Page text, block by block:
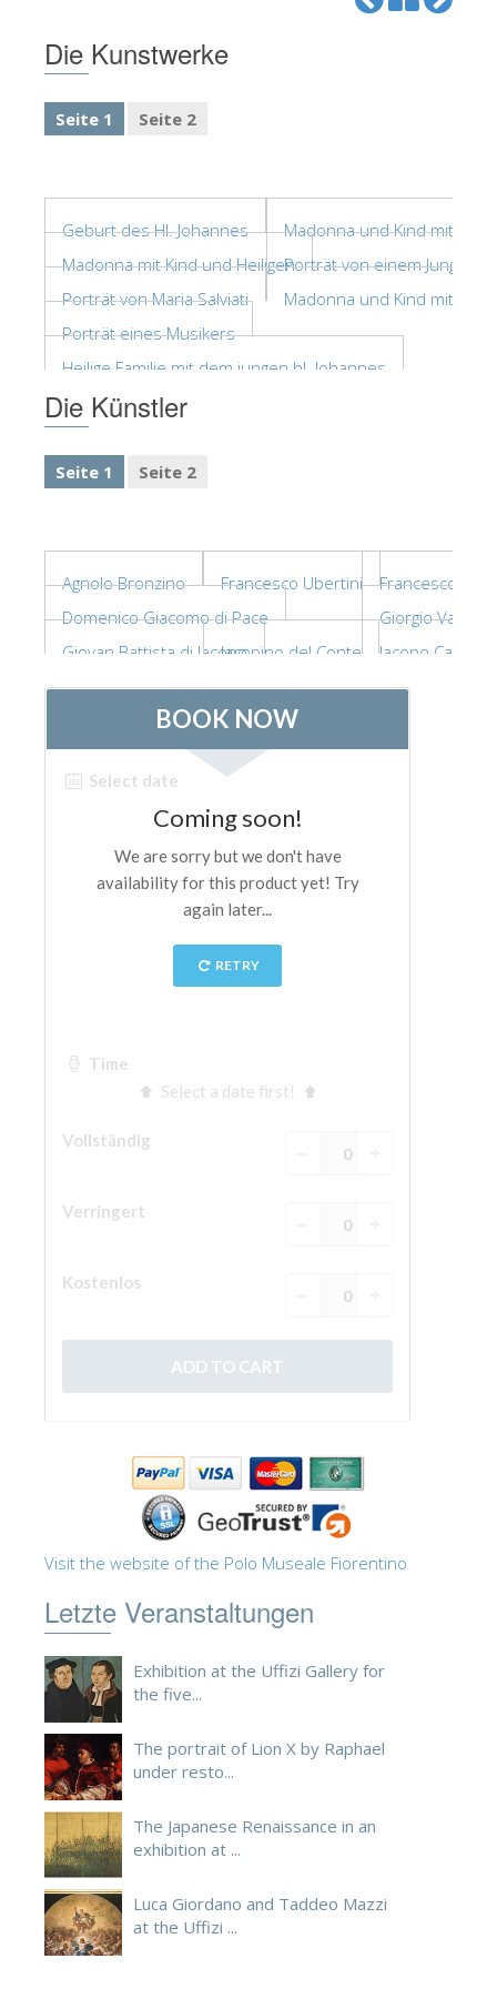
Vasari Corridor
Santa Maria Novella
Jetzt buchen
Eine Geführte Tour buchen
DE
ENGLISH
中文
FRANÇAIS
Die Kunstwerke
Seite 1 Seite 2
Geburt des Hl. Johannes
Madonna und Kind mit
Madonna mit Kind und HeiligenPorträt von einem Jungen
Porträt von Maria Salviati
Madonna und Kind mit Hl.
Porträt eines Musikers
Heilige Familie mit dem jungen hl. Johannes
Die Künstler
Seite 1 Seite 2
Agnolo Bronzino
Francesco Ubertini
Domenico Giacomo di Pace
Francesco di
Giorgio Vasari
Giovan Battista di JacopoJacopino del Conte Jacopo Carrucci
Visit the website of the Polo Museale Fiorentino
Letzte Veranstaltungen
Exhibition at the Uffizi Gallery for
the five...
The portrait of Lion X by Raphael
under resto...
The Japanese Renaissance in an
exhibition at ...
Luca Giordano and Taddeo Mazzi
at the Uffizi ...